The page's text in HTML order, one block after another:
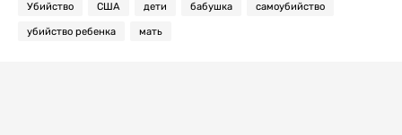
Убийство США дети бабушка самоубийство
убийство ребенка мать